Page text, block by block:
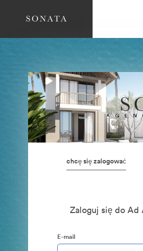
chcę się zalogować
Zaloguj się do Ad
E-mail